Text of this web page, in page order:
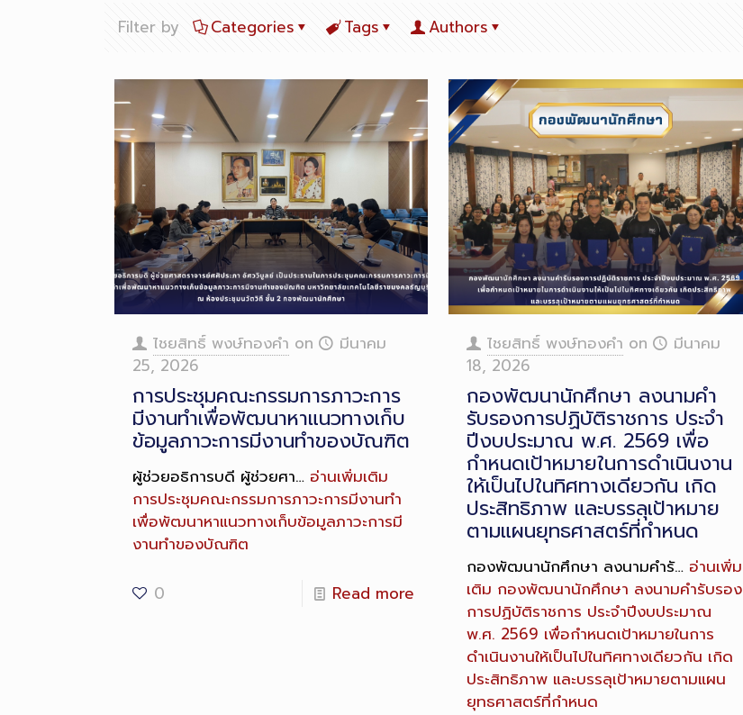
Filter by Categories Tags Authors
ไชยสิทธิ์ พงษ์ทองคำ on
มีนาคม
25, 2026
การประชุมคณะกรรมการภาวะการ
มีงานทำเพื่อพัฒนาหาแนวทางเก็บ
ข้อมูลภาวะการมีงานทำของบัณฑิต
ผู้ช่วยอธิการบดี ผู้ช่วยศา… อ่านเพิ่มเติม
การประชุมคณะกรรมการภาวะการมีงานทำ
เพื่อพัฒนาหาแนวทางเก็บข้อมูลภาวะการมี
งานทำของบัณฑิต
0 Read more
ไชยสิทธิ์ พงษ์ทองคำ on
มีนาคม
18, 2026
กองพัฒนานักศึกษา ลงนามคำ
รับรองการปฏิบัติราชการ ประจำ
ปีงบประมาณ พ.ศ. 2569 เพื่อ
กำหนดเป้าหมายในการดำเนินงาน
ให้เป็นไปในทิศทางเดียวกัน เกิด
ประสิทธิภาพ และบรรลุเป้าหมาย
ตามแผนยุทธศาสตร์ที่กำหนด
กองพัฒนานักศึกษา ลงนามคำรั… อ่านเพิ่ม
เติม กองพัฒนานักศึกษา ลงนามคำรับรอง
การปฏิบัติราชการ ประจำปีงบประมาณ
พ.ศ. 2569 เพื่อกำหนดเป้าหมายในการ
ดำเนินงานให้เป็นไปในทิศทางเดียวกัน เกิด
ประสิทธิภาพ และบรรลุเป้าหมายตามแผน
ยุทธศาสตร์ที่กำหนด